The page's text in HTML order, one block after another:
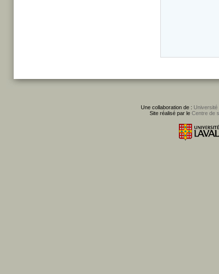
Une collaboration de : Université
Site réalisé par le Centre de